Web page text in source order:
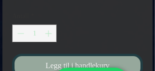
Legg til i handlekurv